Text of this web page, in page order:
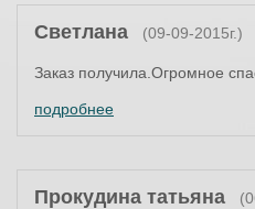
Светлана (09-09-2015г.)
Заказ получила.Огромное
подробнее
Прокудина татьяна